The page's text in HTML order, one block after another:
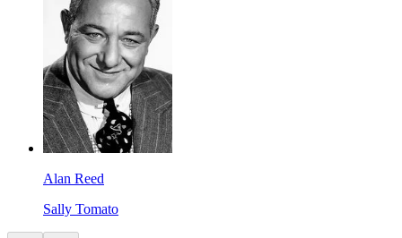
Alan Reed
Sally Tomato